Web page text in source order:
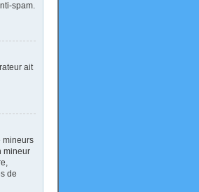
spam.
ait
mineurs
mineur
de